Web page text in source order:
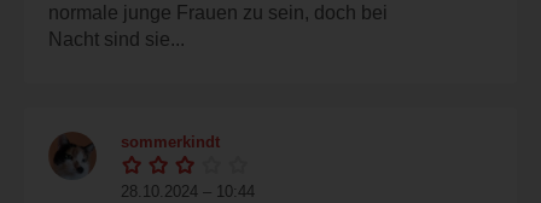
normale junge Frauen zu sein, doch bei
Nacht sind sie...
sommerkindt
28.10.2024 – 10:44